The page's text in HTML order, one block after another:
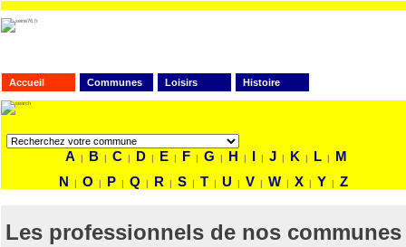
Accueil Communes Loisirs Histoire
A | B | C | D | E | F | G | H | I | J | K | L |
M
N
| O | P | Q | R | S | T | U | V | W | X | Y | Z
Les professionnels de nos communes